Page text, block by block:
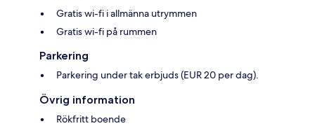
Gratis wi-fi i allmänna utrymmen
Gratis wi-fi på rummen
Parkering
Parkering under tak erbjuds (EUR 20 per dag).
Övrig information
Rökfritt boende